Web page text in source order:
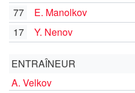
77
E. Manolkov
17
Y. Nenov
ENTRAÎNEUR
A. Velkov